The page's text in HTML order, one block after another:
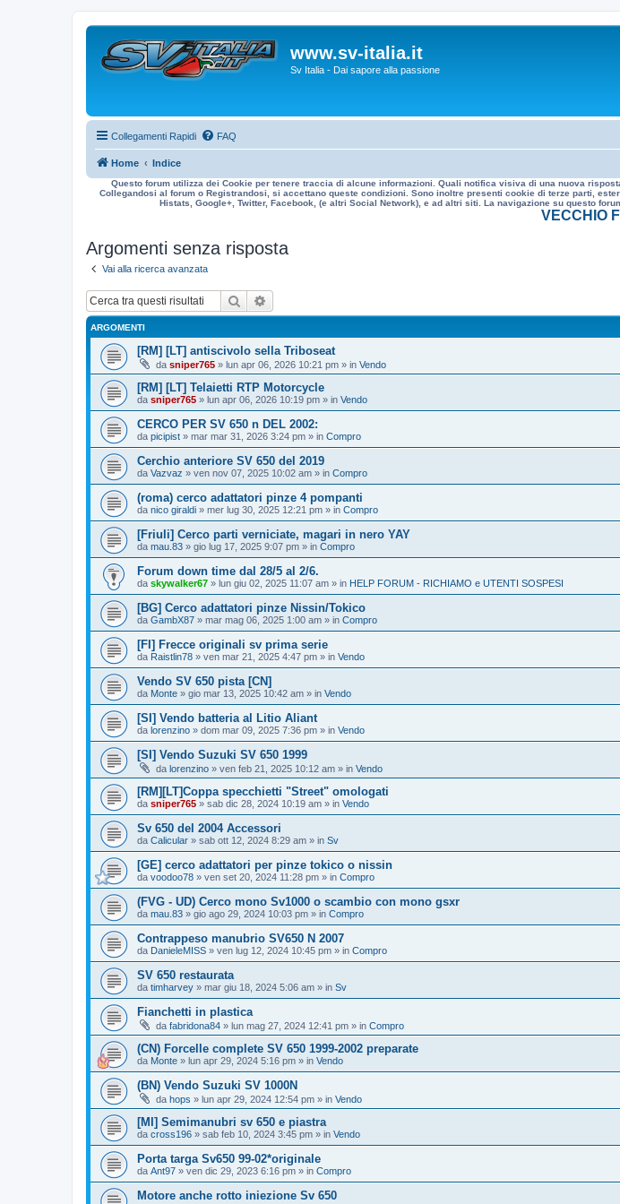
www.sv-italia.it
Sv Italia - Dai sapore alla passione
Collegamenti Rapidi FAQ
Home Indice
Questo forum utilizza dei Cookie per tenere traccia di alcune informazioni. Quali notifica visiva di una nuova
Collegandosi al forum o Registrandosi, si accettano queste condizioni. Sono inoltre presenti cookie di terze parti,
Histats, Google+, Twitter, Facebook, (e altri Social Network), e ad altri siti. La navigazione su questo
VECCHIO
Argomenti senza risposta
Vai alla ricerca avanzata
Cerca
ARGOMENTI
[RM] [LT] antiscivolo sella Triboseat
da sniper765 » lun apr 06, 2026 10:21 pm » in Vendo
[RM] [LT] Telaietti RTP Motorcycle
da sniper765 » lun apr 06, 2026 10:19 pm » in Vendo
CERCO PER SV 650 n DEL 2002:
da picipist » mar mar 31, 2026 3:24 pm » in Compro
Cerchio anteriore SV 650 del 2019
da Vazvaz » ven nov 07, 2025 10:02 am » in Compro
(roma) cerco adattatori pinze 4 pompanti
da nico giraldi » mer lug 30, 2025 12:21 pm » in Compro
[Friuli] Cerco parti verniciate, magari in nero YAY
da mau.83 » gio lug 17, 2025 9:07 pm » in Compro
Forum down time dal 28/5 al 2/6.
da skywalker67 » lun giu 02, 2025 11:07 am » in HELP FORUM - RICHIAMO e UTENTI SOSPESI
[BG] Cerco adattatori pinze Nissin/Tokico
da GambX87 » mar mag 06, 2025 1:00 am » in Compro
[FI] Frecce originali sv prima serie
da Raistlin78 » ven mar 21, 2025 4:47 pm » in Vendo
Vendo SV 650 pista [CN]
da Monte » gio mar 13, 2025 10:42 am » in Vendo
[SI] Vendo batteria al Litio Aliant
da lorenzino » dom mar 09, 2025 7:36 pm » in Vendo
[SI] Vendo Suzuki SV 650 1999
da lorenzino » ven feb 21, 2025 10:12 am » in Vendo
[RM][LT]Coppa specchietti "Street" omologati
da sniper765 » sab dic 28, 2024 10:19 am » in Vendo
Sv 650 del 2004 Accessori
da Calicular » sab ott 12, 2024 8:29 am » in Sv
[GE] cerco adattatori per pinze tokico o nissin
da voodoo78 » ven set 20, 2024 11:28 pm » in Compro
(FVG - UD) Cerco mono Sv1000 o scambio con mono gsxr
da mau.83 » gio ago 29, 2024 10:03 pm » in Compro
Contrappeso manubrio SV650 N 2007
da DanieleMISS » ven lug 12, 2024 10:45 pm » in Compro
SV 650 restaurata
da timharvey » mar giu 18, 2024 5:06 am » in Sv
Fianchetti in plastica
da fabridona84 » lun mag 27, 2024 12:41 pm » in Compro
(CN) Forcelle complete SV 650 1999-2002 preparate
da Monte » lun apr 29, 2024 5:16 pm » in Vendo
(BN) Vendo Suzuki SV 1000N
da hops » lun apr 29, 2024 12:54 pm » in Vendo
[MI] Semimanubri sv 650 e piastra
da cross196 » sab feb 10, 2024 3:45 pm » in Vendo
Porta targa Sv650 99-02*originale
da Ant97 » ven dic 29, 2023 6:16 pm » in Compro
Motore anche rotto iniezione Sv 650